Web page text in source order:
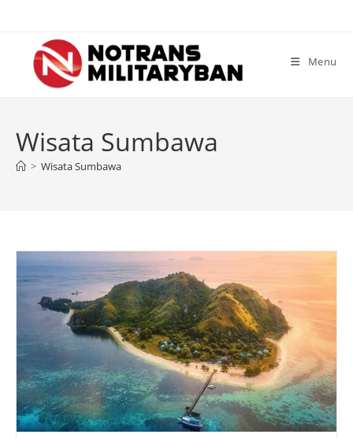
content
Menu
Wisata Sumbawa
> Wisata Sumbawa